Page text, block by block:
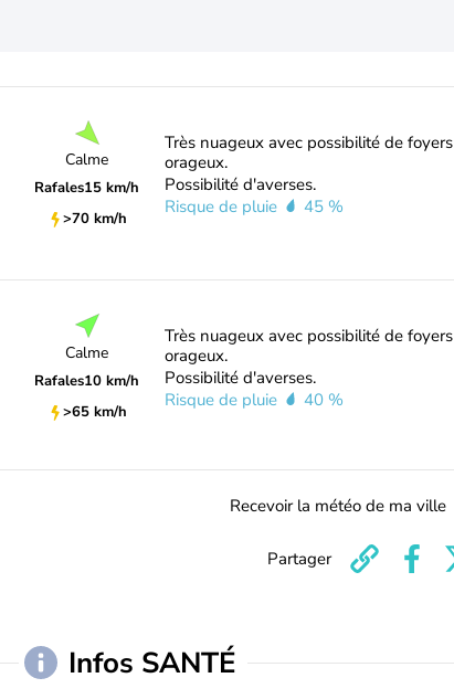
Calme
Rafales15 km/h
>70 km/h
Très nuageux avec possibilité de foyers
orageux.
Possibilité d'averses.
Risque de pluie
45 %
Calme
Rafales10 km/h
>65 km/h
Très nuageux avec possibilité de foyers
orageux.
Possibilité d'averses.
Risque de pluie
40 %
Recevoir la météo de ma ville
Partager
Infos SANTÉ